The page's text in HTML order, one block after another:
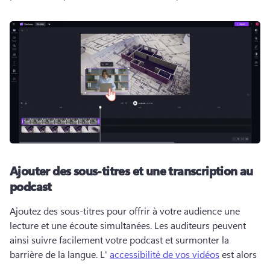
Ajouter des sous-titres et une transcription au
podcast
Ajoutez des sous-titres pour offrir à votre audience une
lecture et une écoute simultanées. Les auditeurs peuvent
ainsi suivre facilement votre podcast et surmonter la
barrière de la langue. L' accessibilité de vos vidéos est alors